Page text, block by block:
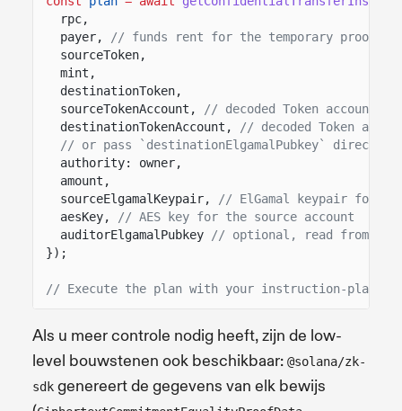
rpc,
payer,
// funds rent for the temporary proof
sourceToken,
mint,
destinationToken,
sourceTokenAccount,
// decoded Token account
destinationTokenAccount,
// decoded Token
// or pass `destinationElgamalPubkey` directly
authority: owner,
amount,
sourceElgamalKeypair,
// ElGamal keypair for
aesKey,
// AES key for the source account
auditorElgamalPubkey
// optional, read from the
});
// Execute the plan with your instruction-plan
Als u meer controle nodig heeft, zijn de low-
level bouwstenen ook beschikbaar: @solana/zk-
sdk genereert de gegevens van elk bewijs